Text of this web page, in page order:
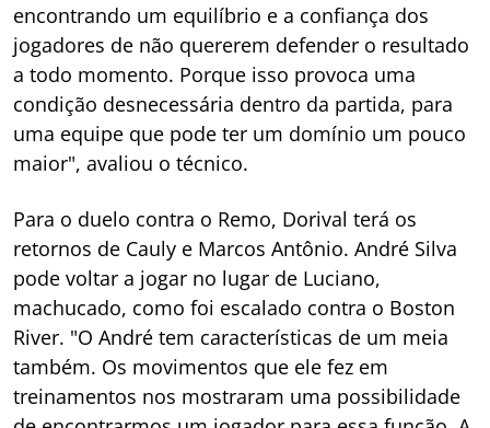
encontrando um equilíbrio e a confiança dos
jogadores de não quererem defender o resultado
a todo momento. Porque isso provoca uma
condição desnecessária dentro da partida, para
uma equipe que pode ter um domínio um pouco
maior", avaliou o técnico.
Para o duelo contra o Remo, Dorival terá os
retornos de Cauly e Marcos Antônio. André Silva
pode voltar a jogar no lugar de Luciano,
machucado, como foi escalado contra o Boston
River. "O André tem características de um meia
também. Os movimentos que ele fez em
treinamentos nos mostraram uma possibilidade